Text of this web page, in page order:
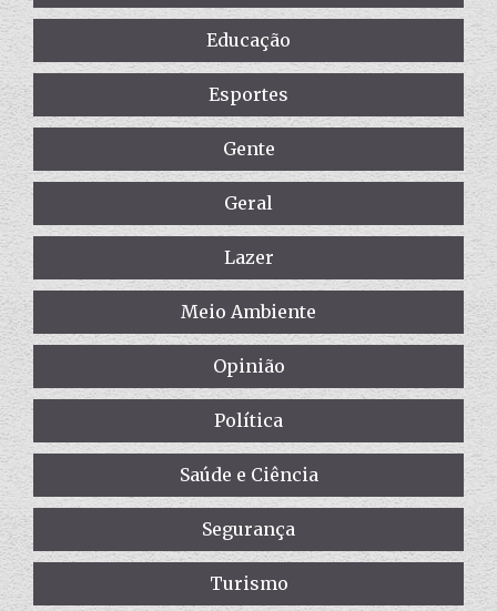
Educação
Esportes
Gente
Geral
Lazer
Meio Ambiente
Opinião
Política
Saúde e Ciência
Segurança
Turismo